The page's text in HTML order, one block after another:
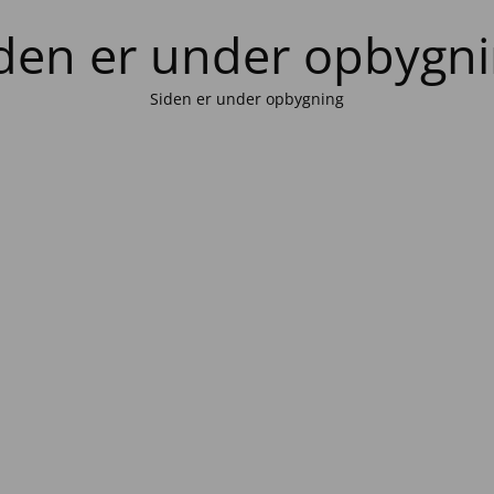
er under
Siden er under opbygning